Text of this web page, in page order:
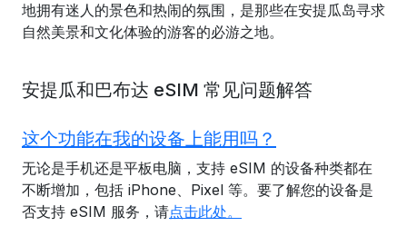
地拥有迷人的景色和热闹的氛围，是那些在安提瓜岛寻求
自然美景和文化体验的游客的必游之地。
安提瓜和巴布达 eSIM 常见问题解答
这个功能在我的设备上能用吗？
无论是手机还是平板电脑，支持 eSIM 的设备种类都在
不断增加，包括 iPhone、Pixel 等。要了解您的设备是
否支持 eSIM 服务，请点击此处。